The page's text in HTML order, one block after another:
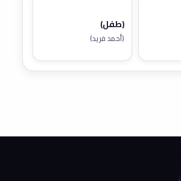
(طفل)
(أحمد فريد)